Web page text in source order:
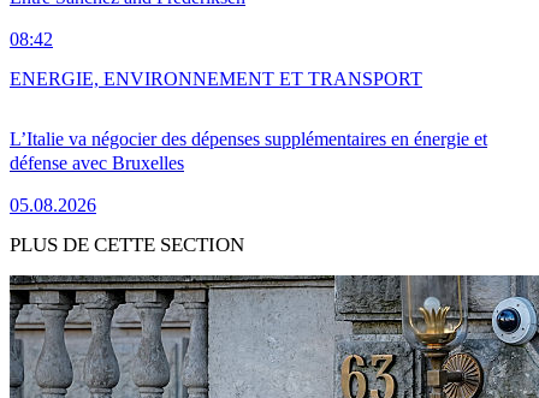
08:42
L’Italie va négocier des dépenses supplémentaires en énergie et
défense avec Bruxelles
05.08.2026
ENERGIE, ENVIRONNEMENT ET TRANSPORT
PLUS DE CETTE SECTION